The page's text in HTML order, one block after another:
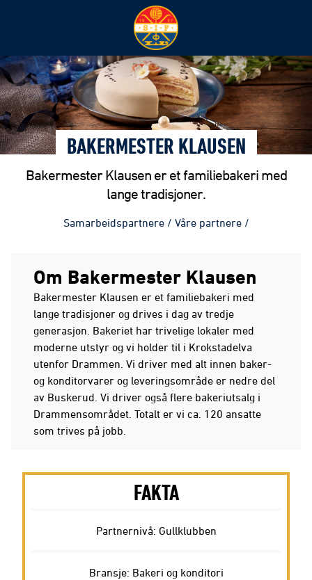
BAKERMESTER KLAUSEN
Bakermester Klausen er et familiebakeri med
lange tradisjoner.
Samarbeidspartnere / Våre partnere /
Om Bakermester Klausen
Bakermester Klausen er et familiebakeri med
lange tradisjoner og drives i dag av tredje
generasjon. Bakeriet har trivelige lokaler med
moderne utstyr og vi holder til i Krokstadelva
utenfor Drammen. Vi driver med alt innen baker-
og konditorvarer og leveringsområde er nedre del
av Buskerud. Vi driver også flere bakeriutsalg i
Drammensområdet. Totalt er vi ca. 120 ansatte
som trives på jobb.
FAKTA
Partnernivå: Gullklubben
Bransje: Bakeri og konditori